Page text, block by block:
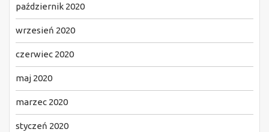
październik 2020
wrzesień 2020
czerwiec 2020
maj 2020
marzec 2020
styczeń 2020